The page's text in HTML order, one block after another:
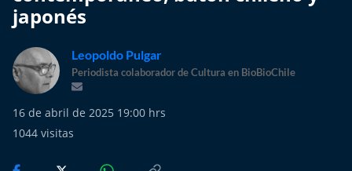
Más de Ti Podcast
Realizadores
Retropop
De Plato en Plato
japonés
Leopoldo Pulgar
Periodista colaborador de Cultura en BioBioChile
16 de abril de 2025 19:00 hrs
1044 visitas